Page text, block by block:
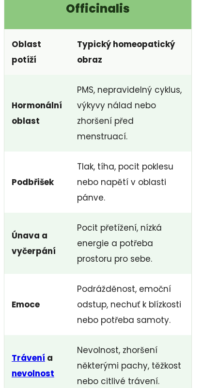
Officinalis
Oblast
potíží
Typický homeopatický
obraz
Hormonální
oblast
PMS, nepravidelný cyklus,
výkyvy nálad nebo
zhoršení před
menstruací.
Podbřišek
Tlak, tíha, pocit poklesu
nebo napětí v oblasti
pánve.
Únava a
vyčerpání
Pocit přetížení, nízká
energie a potřeba
prostoru pro sebe.
Emoce
Podrážděnost, emoční
odstup, nechuť k blízkosti
nebo potřeba samoty.
Trávení a
nevolnost
Nevolnost, zhoršení
některými pachy, těžkost
nebo citlivé trávení.